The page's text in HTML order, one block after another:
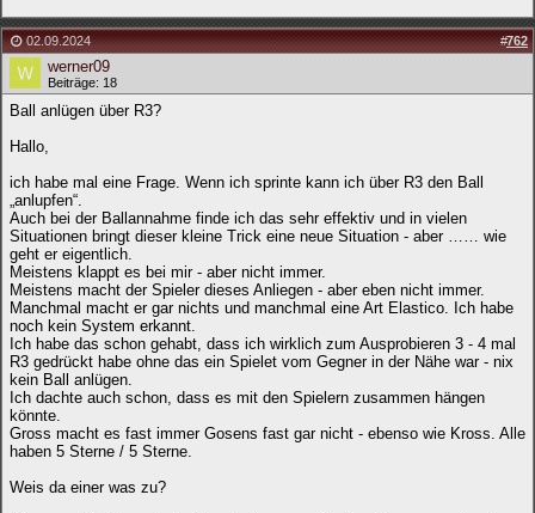
02.09.2024 #762
werner09
Beiträge: 18
Ball anlügen über R3?
Hallo,
ich habe mal eine Frage. Wenn ich sprinte kann ich über R3 den Ball
„anlupfen“.
Auch bei der Ballannahme finde ich das sehr effektiv und in vielen
Situationen bringt dieser kleine Trick eine neue Situation - aber …… wie
geht er eigentlich.
Meistens klappt es bei mir - aber nicht immer.
Meistens macht der Spieler dieses Anliegen - aber eben nicht immer.
Manchmal macht er gar nichts und manchmal eine Art Elastico. Ich habe
noch kein System erkannt.
Ich habe das schon gehabt, dass ich wirklich zum Ausprobieren 3 - 4 mal
R3 gedrückt habe ohne das ein Spielet vom Gegner in der Nähe war - nix
kein Ball anlügen.
Ich dachte auch schon, dass es mit den Spielern zusammen hängen
könnte.
Gross macht es fast immer Gosens fast gar nicht - ebenso wie Kross. Alle
haben 5 Sterne / 5 Sterne.
Weis da einer was zu?